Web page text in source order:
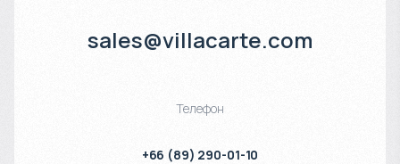
sales@villacarte.com
Телефон
+66 (89) 290-01-10